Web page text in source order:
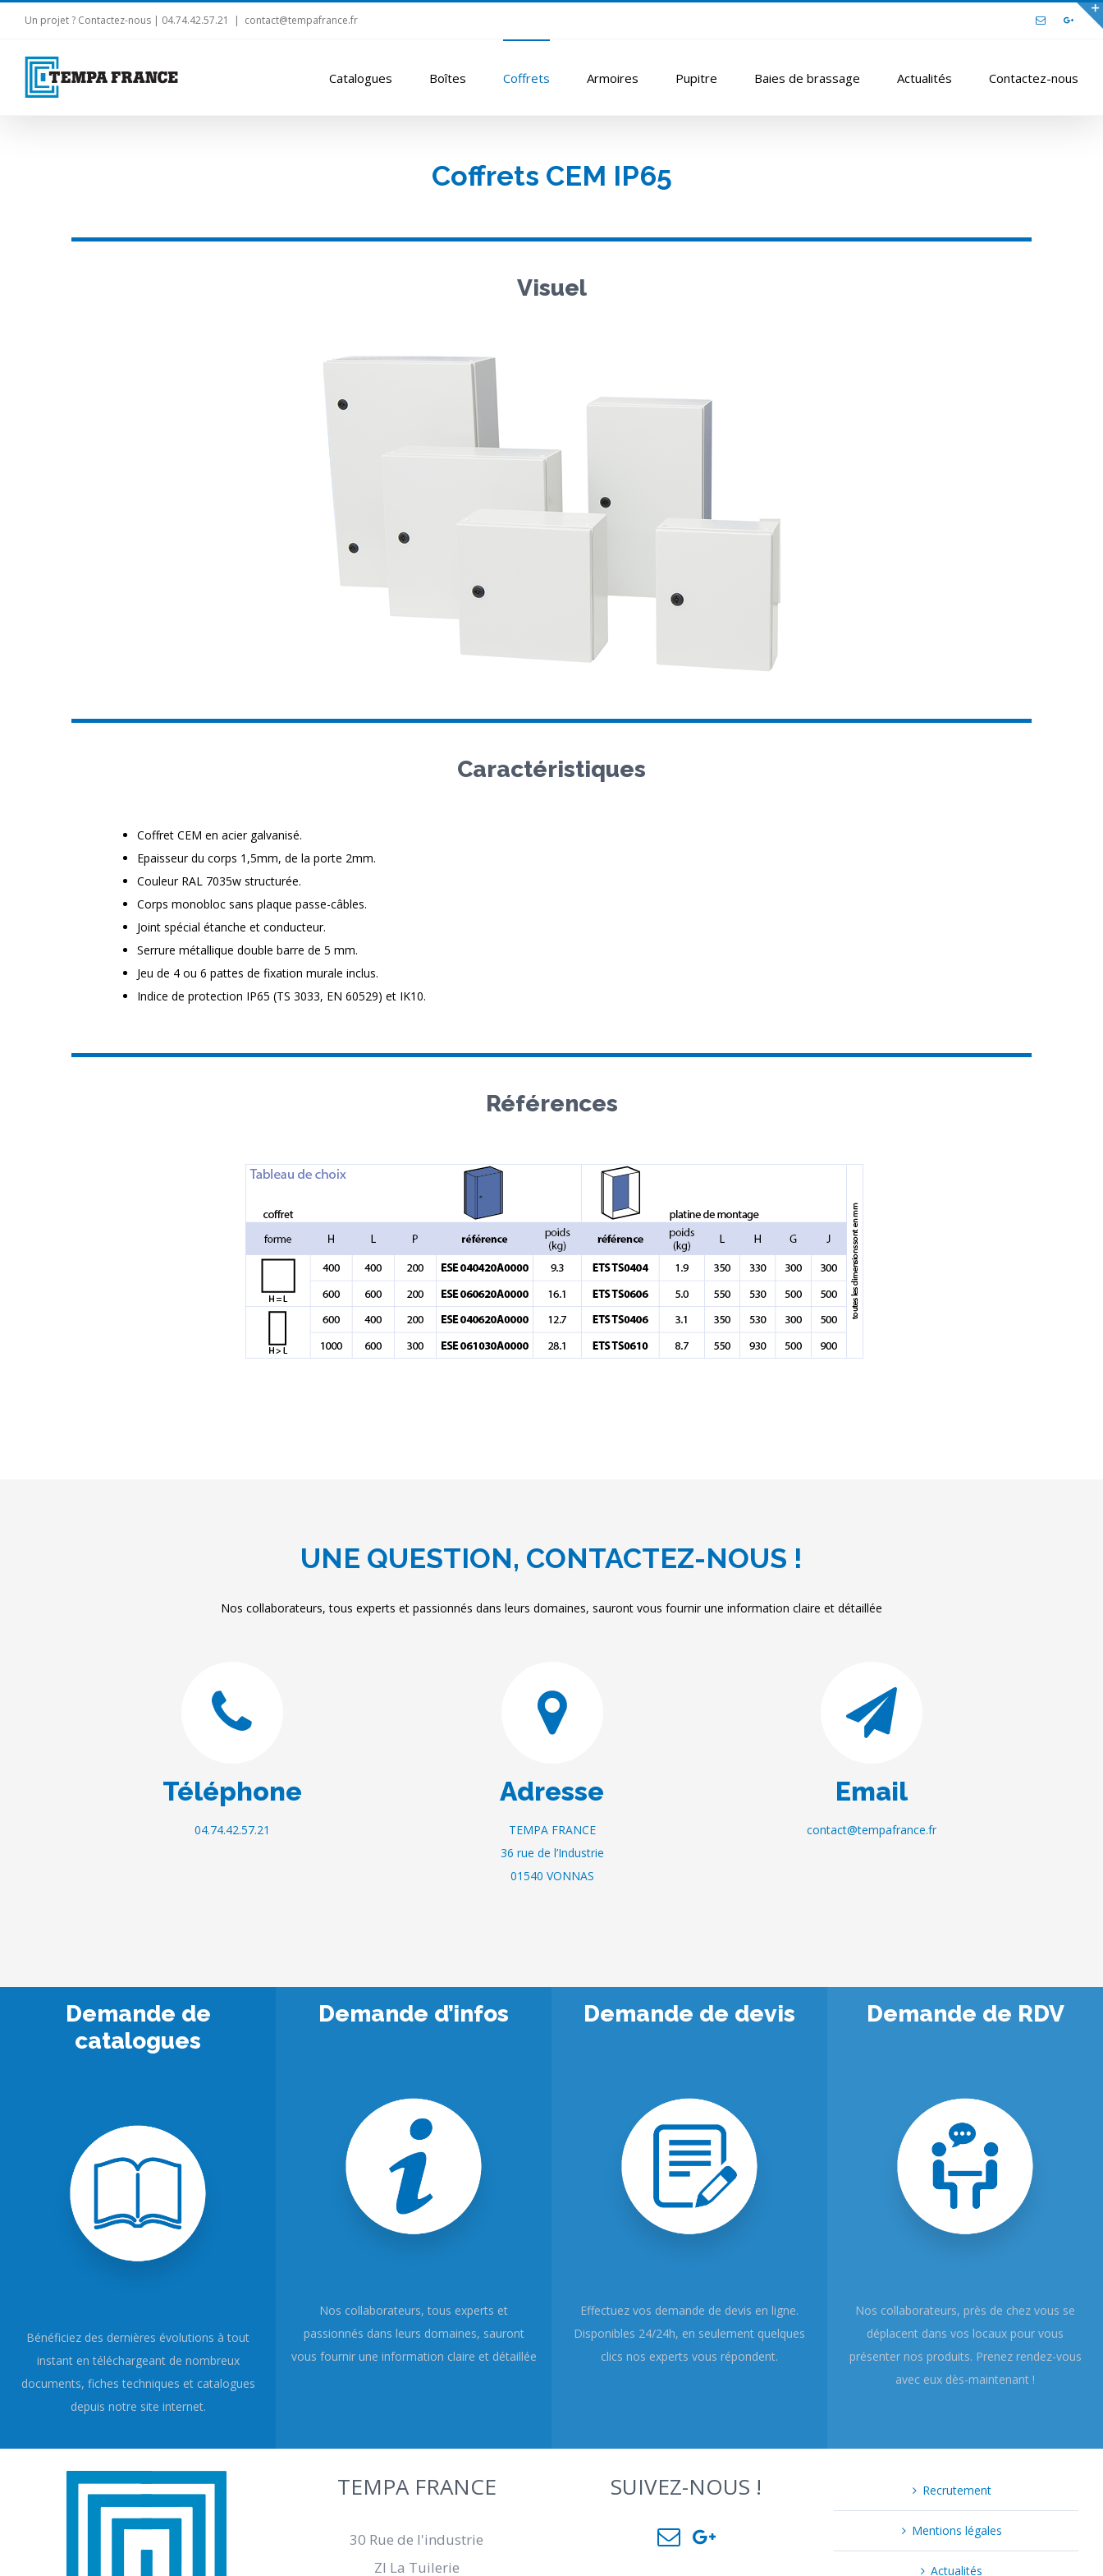
Un projet ? Contactez-nous | 04.74.42.57.21 | contact@tempafrance.fr Email
Catalogues Boîtes Coffrets Armoires Pupitre Baies de brassage Actualités Contactez-nous
Coffrets CEM IP65
Visuel
Caractéristiques
Coffret CEM en acier galvanisé.
Epaisseur du corps 1,5mm, de la porte 2mm.
Couleur RAL 7035w structurée.
Corps monobloc sans plaque passe-câbles.
Joint spécial étanche et conducteur.
Serrure métallique double barre de 5 mm.
Jeu de 4 ou 6 pattes de fixation murale inclus.
Indice de protection IP65 (TS 3033, EN 60529) et IK10.
Références
UNE QUESTION, CONTACTEZ-NOUS !
Nos collaborateurs, tous experts et passionnés dans leurs domaines, sauront vous fournir une information claire et détaillée
Téléphone
04.74.42.57.21
Adresse
TEMPA FRANCE
36 rue de l’Industrie
01540 VONNAS
Email
contact@tempafrance.fr
Demande de
catalogues
Bénéficiez des dernières évolutions à tout
instant en téléchargeant de nombreux
documents, fiches techniques et catalogues
depuis notre site internet.
Demande d’infos
Nos collaborateurs, tous experts et
passionnés dans leurs domaines, sauront
vous fournir une information claire et détaillée
Demande de devis
Effectuez vos demande de devis en ligne.
Disponibles 24/24h, en seulement quelques
clics nos experts vous répondent.
Demande de RDV
Nos collaborateurs, près de chez vous se
déplacent dans vos locaux pour vous
présenter nos produits. Prenez rendez-vous
avec eux dès-maintenant !
TEMPA FRANCE
30 Rue de l'industrie
ZI La Tuilerie
SUIVEZ-NOUS ! Recrutement
Mentions légales
Actualités